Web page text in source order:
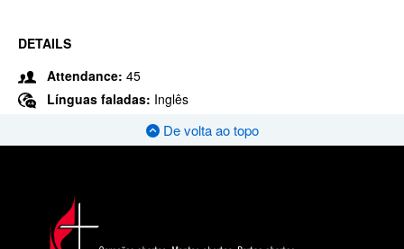
DETAILS
Attendance: 45
Línguas faladas: Inglês
De volta ao topo